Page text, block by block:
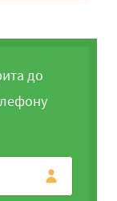
до